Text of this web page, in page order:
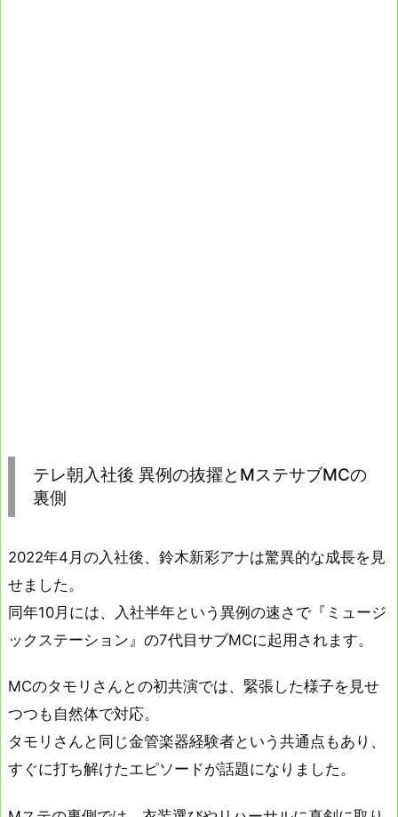
テレ朝入社後 異例の抜擢とMステサブMCの
裏側
2022年4月の入社後、鈴木新彩アナは驚異的な成長を見
せました。
同年10月には、入社半年という異例の速さで『ミュージ
ックステーション』の7代目サブMCに起用されます。
MCのタモリさんとの初共演では、緊張した様子を見せ
つつも自然体で対応。
タモリさんと同じ金管楽器経験者という共通点もあり、
すぐに打ち解けたエピソードが話題になりました。